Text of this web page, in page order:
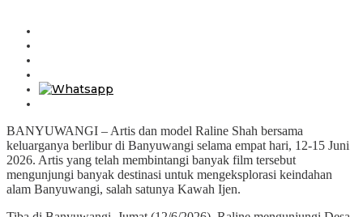
BANYUWANGI – Artis dan model Raline Shah bersama
keluarganya berlibur di Banyuwangi selama empat hari, 12-15 Juni
2026. Artis yang telah membintangi banyak film tersebut
mengunjungi banyak destinasi untuk mengeksplorasi keindahan
alam Banyuwangi, salah satunya Kawah Ijen.